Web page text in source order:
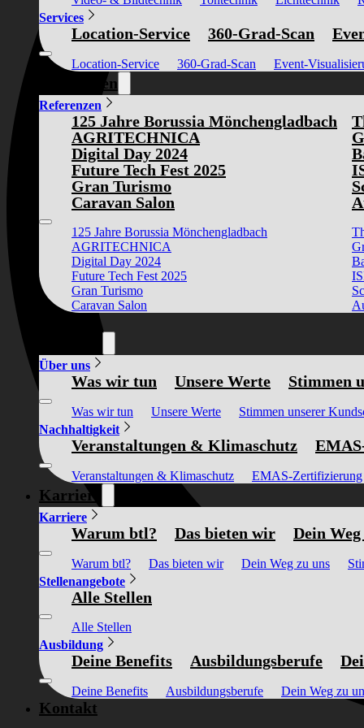
Services
Location-Service 360-Grad-Scan
Location-Service 360-Grad-Scan Event-
Referenzen
Referenzen
125 Jahre Borussia Mönchengladbach
AGRITECHNICA
Digital Day 2024
Future Tech Fest 2025
Gran Turismo
Caravan Salon
125 Jahre Borussia Mönchengladbach
AGRITECHNICA
Digital Day 2024
Future Tech Fest 2025
Gran Turismo
Caravan Salon
Über uns
Was wir tun Unsere Werte Stimmen
Was wir tun Unsere Werte
Stimmen unserer
Nachhaltigkeit
Veranstaltungen & Klimaschutz
Veranstaltungen & Klimaschutz EMAS-Zertifizierung
Karriere
Karriere
Warum btl? Das bieten wir Dein
Warum btl? Das bieten wir Dein Weg zu uns
Stellenangebote
Alle Stellen
Alle Stellen
Ausbildung
Deine Benefits Ausbildungsberufe
Deine Benefits Ausbildungsberufe Dein Weg zu
Kontakt